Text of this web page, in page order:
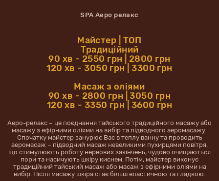
SPA Аеро релакс
Майстер | ТОП
Традиційний
90 хв - 2550 грн | 2800 грн
120 хв - 3050 грн | 3300 грн
Масаж з оліями
90 хв - 2800 грн | 3050 грн
120 хв - 3350 грн | 3600 грн
Аеро-релакс – це поєднання тайського традиційного масажу або
масажу з ефірними оліями на вибір та підводного аеромасажу.
Спочатку майстер занурює Вас в теплу ванну та проводить
аеромасаж – підводний масаж невеликими пухирцями повітря,
що стимулюють роботу нервових закінчень, чудово очищаються
пори та насичують шкіру киснем. Потім, майстер виконує
традиційний тайський масаж або масаж з ефірними оліями на
вибір. Після масажу шкіра стає більш еластичною та гладкою.